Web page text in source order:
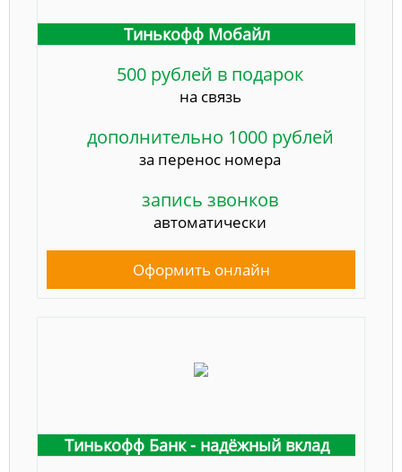
Тинькофф Мобайл
500 рублей в подарок
на связь
дополнительно 1000 рублей
за перенос номера
запись звонков
автоматически
Оформить онлайн
Тинькофф Банк - надёжный вклад